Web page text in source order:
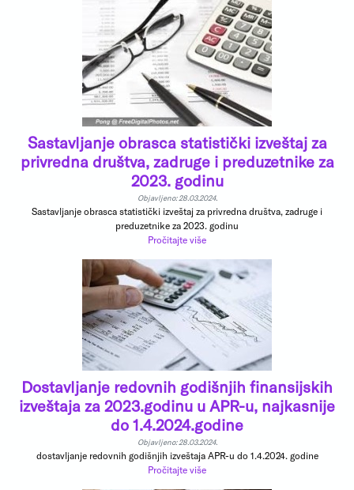
Sastavljanje obrasca statistički izveštaj za
privredna društva, zadruge i preduzetnike za
2023. godinu
Objavljeno: 28.03.2024.
Sastavljanje obrasca statistički izveštaj za privredna društva, zadruge i
preduzetnike za 2023. godinu
Pročitajte više
Dostavljanje redovnih godišnjih finansijskih
izveštaja za 2023.godinu u APR-u, najkasnije
do 1.4.2024.godine
Objavljeno: 28.03.2024.
dostavljanje redovnih godišnjih izveštaja APR-u do 1.4.2024. godine
Pročitajte više